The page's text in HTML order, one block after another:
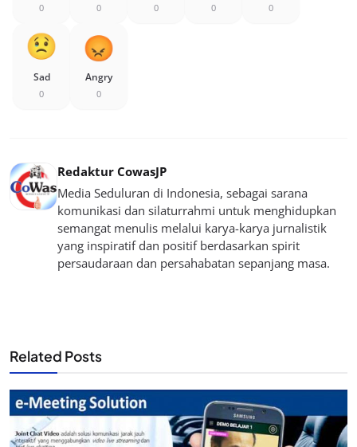
0 0 0 0 0
Sad
0
Angry
0
Redaktur CowasJP
Media Seduluran di Indonesia, sebagai sarana
komunikasi dan silaturrahmi untuk menghidupkan
semangat menulis melalui karya-karya jurnalistik
yang inspiratif dan positif berdasarkan spirit
persaudaraan dan persahabatan sepanjang masa.
Related Posts